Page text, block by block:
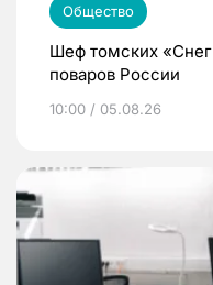
Общество
Шеф томских
поваров России
10:00 / 05.08.26